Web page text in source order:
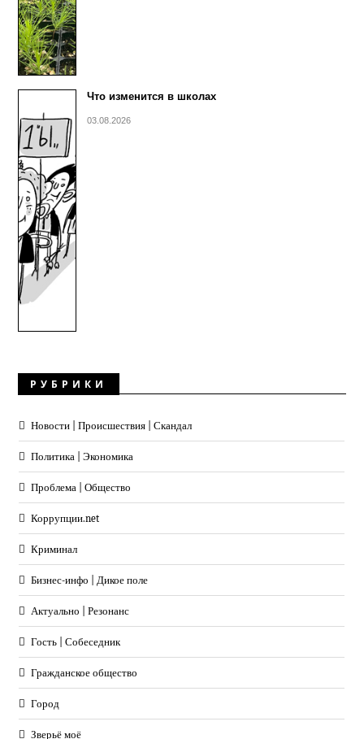
Что изменится в школах
03.08.2026
РУБРИКИ
Новости | Происшествия | Скандал
Политика | Экономика
Проблема | Общество
Коррупции.net
Криминал
Бизнес-инфо | Дикое поле
Актуально | Резонанс
Гость | Собеседник
Гражданское общество
Город
Зверьё моё